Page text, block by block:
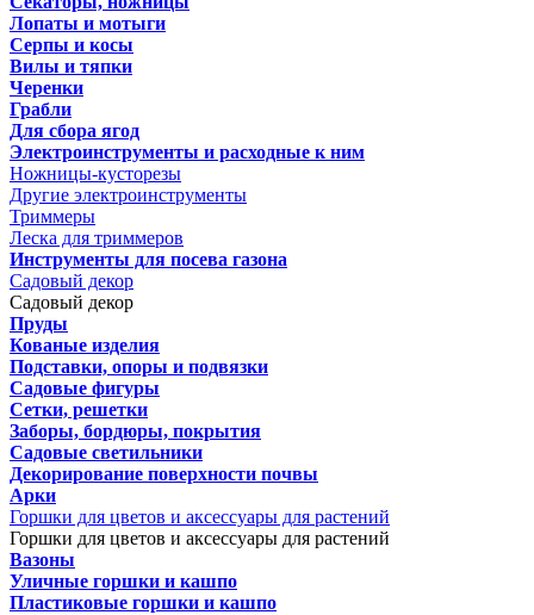
Лопаты и мотыги
Серпы и косы
Вилы и тяпки
Черенки
Грабли
Для сбора ягод
Электроинструменты и расходные к ним
Ножницы-кусторезы
Другие электроинструменты
Триммеры
Леска для триммеров
Инструменты для посева газона
Садовый декор
Садовый декор
Пруды
Кованые изделия
Подставки, опоры и подвязки
Садовые фигуры
Сетки, решетки
Заборы, бордюры, покрытия
Садовые светильники
Декорирование поверхности почвы
Арки
Горшки для цветов и аксессуары для растений
Горшки для цветов и аксессуары для растений
Вазоны
Уличные горшки и кашпо
Пластиковые горшки и кашпо